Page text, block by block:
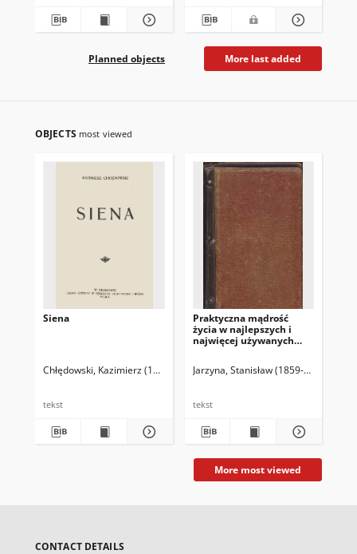
Planned objects More last added
OBJECTS most viewed
Siena
Chłędowski, Kazimierz (1843-1920)
tekst
Praktyczna mądrość
życia w najlepszych i
najwięcej używanych
różnych języków i
Jarzyna, Stanisław (1859-post 1927)
tekst
More most viewed
CONTACT DETAILS